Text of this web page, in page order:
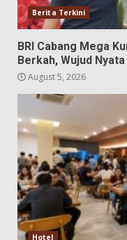
Berita Terkini
BRI Cabang Mega
Berkah, Wujud
August 5, 2026
Hotel